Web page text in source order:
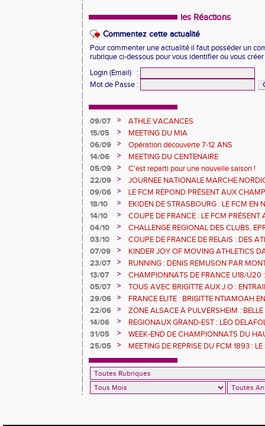
les Réactions
Commentez cette actualité
Pour commenter une actualité il faut posséder un
rubrique ci-dessous pour vous identifier ou vous
Login (Email)
:
Mot de Passe :
09/07 >
ATHLE VACANCES
15/05
>
MEETING DU MIA
06/09
>
Opération découverte 7-12 ANS
14/06
>
MEETING DU CENTENAIRE
05/09
>
C'est reparti pour une nouvelle saison !
22/09
>
JOURNEE NATIONALE MARCHE
09/06
>
LE FCM RÉPOND PRÉSENT AUX
DÉPARTEMENTAUX 68
18/10 >
EKIDEN DE STRASBOURG : LE FCM EN
14/10
>
COUPE DE FRANCE : LE FCM PRÉSENT
04/10
>
CHALLENGE REGIONAL DES CLUBS,
URBAN ATHLE ET GMTU : LES
FCM
03/10 >
COUPE DE FRANCE DE RELAIS : DES
SERONT AVEC LE 4X200M DE L'EGMA
07/09 >
KINDER JOY OF MOVING ATHLETICS
MULHOUSE 1893 OUVRE SES PORTES
23/07 >
RUNNING : DENIS REMUSON PAR
13/07
>
CHAMPIONNATS DE FRANCE U18/U20
RECORD
05/07 >
TOUS AVEC BRIGITTE AUX J.O :
L'ILL JEUDI 8 JUILLET
29/06 >
FRANCE ELITE : BRIGITTE NTIAMOAH
DEUXIEMES JO
22/06 >
ZONE ALSACE À PULVERSHEIM :
14/06
>
REGIONAUX GRAND-EST : LÉO
GOMAS S'ENVOLE
31/05 >
WEEK-END DE CHAMPIONNATS DU
POUR LES ATHLÈTES DU FCM
25/05 > MEETING DE REPRISE DU FCM 1893 :